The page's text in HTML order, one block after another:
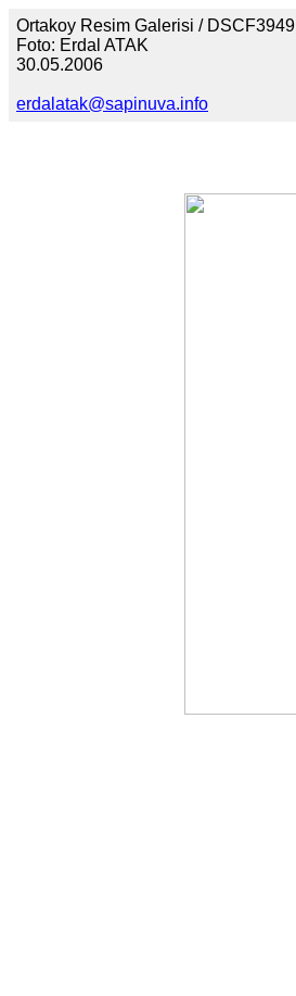
Ortakoy Resim Galerisi / DSCF3949
Foto: Erdal ATAK
30.05.2006
erdalatak@sapinuva.info